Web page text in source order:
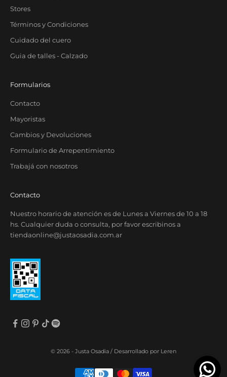
Stores
Términos y Condiciones
Cuidado del cuero
Guia de talles - Calzado
Formularios
Contacto
Mayoristas
Cambios y Devoluciones
Formulario de Arrepentimiento
Trabajá con nosotros
Contacto
Nuestro horario de atención es de Lunes a Viernes de 10 a 18
hs. Cualquier duda o consulta, por favor escribinos a
tiendaonline@justaosadia.com.ar
© 2026 - Justa Osadia / Desarrollado por Leren